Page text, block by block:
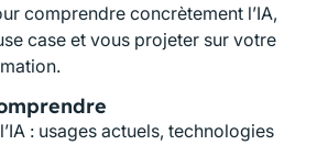
comprendre concrètement l’IA,
case et vous projeter sur votre
: usages actuels, technologies